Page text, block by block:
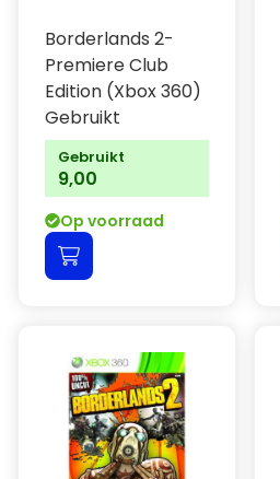
Borderlands 2-
Premiere Club
Edition (Xbox 360)
Gebruikt
Gebruikt
9,00
Op voorraad